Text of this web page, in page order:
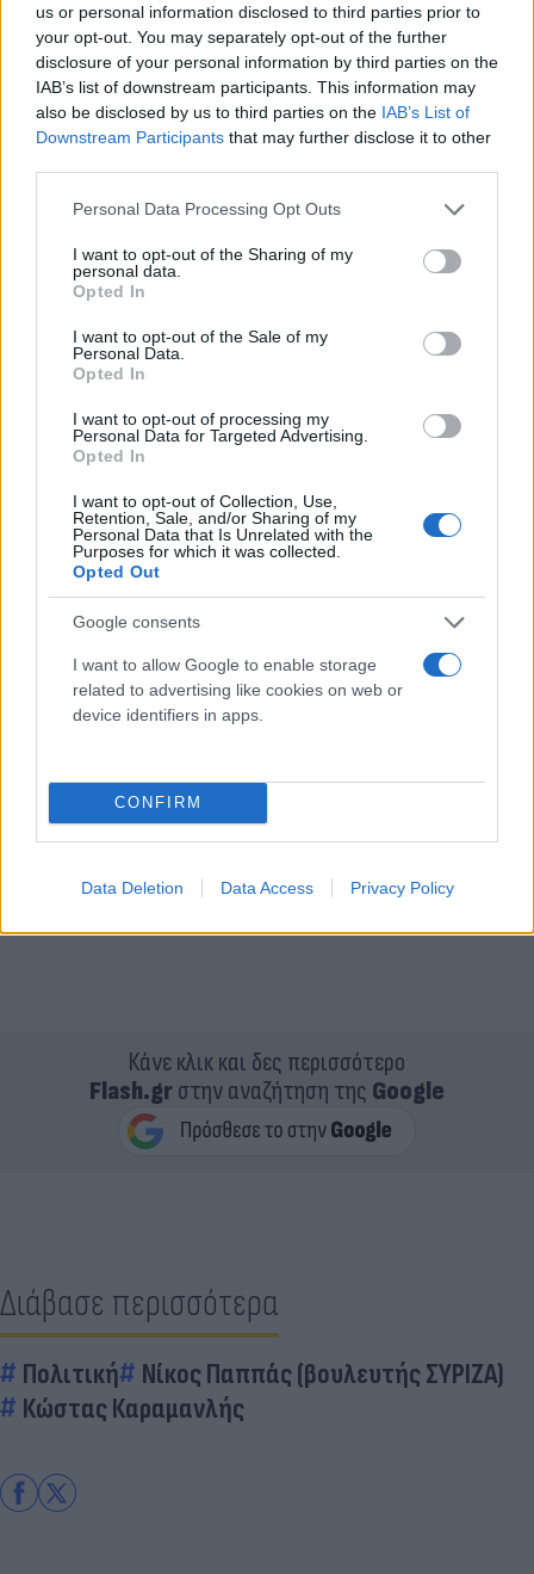
us or personal information disclosed to third parties prior to
your opt-out. You may separately opt-out of the further
disclosure of your personal information by third parties on the
IAB’s list of downstream participants. This information may
also be disclosed by us to third parties on the IAB’s List of
Downstream Participants that may further disclose it to other
Please note that this website/app uses one or more Google
not limited to your visit or usage behaviour. You may click to
grant or deny consent to Google and its third-party tags to
use your data for below specified purposes in below Google
consent section.
Personal Data Processing Opt Outs
I want to opt-out of the Sharing of my
personal data.
Opted In
I want to opt-out of the Sale of my
Personal Data.
Opted In
I want to opt-out of processing my
Personal Data for Targeted Advertising.
Opted In
I want to opt-out of Collection, Use,
Retention, Sale, and/or Sharing of my
Personal Data that Is Unrelated with the
Purposes for which it was collected.
Opted Out
Google consents
I want to allow Google to enable storage
related to advertising like cookies on web or
device identifiers in apps.
CONFIRM
Data Deletion Data Access Privacy Policy
Καταλήγοντας τονίζουν: «Δεν είναι οι πρώτοι.
Δυστυχώς, δεν θα είναι και οι τελευταίοι.
Η κυβέρνηση Μητσοτάκη και ο ΟΣΕ, εκτός από μια
Κάνε κλικ και δες περισσότερο
Flash.grστην αναζήτηση της Google
Διάβασε περισσότερα
Πολιτική
Νίκος Παππάς (βουλευτής ΣΥΡΙΖΑ)
Κώστας Καραμανλής